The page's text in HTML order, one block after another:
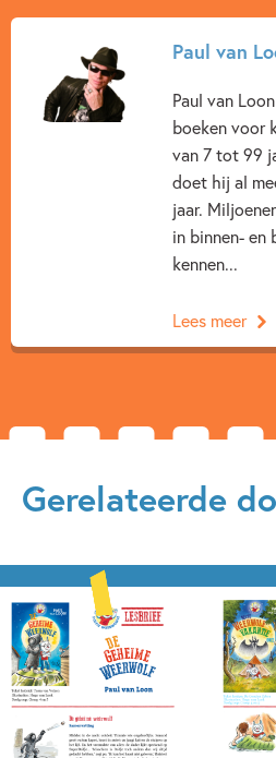
Kenmerken van dit boek
7 – 9 jaar
Familie & gezin
Humor
Hugo van
Paul van
Paul van
boeken voor
van 7 tot 99
doet hij al
jaar.
in binnen- en
kennen...
Lees meer
Gerelateerde